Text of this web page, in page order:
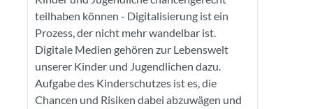
teilhaben können - Digitalisierung ist ein
Prozess, der nicht mehr wandelbar ist.
Digitale Medien gehören zur Lebenswelt
unserer Kinder und Jugendlichen dazu.
Aufgabe des Kinderschutzes ist es, die
Chancen und Risiken dabei abzuwägen und